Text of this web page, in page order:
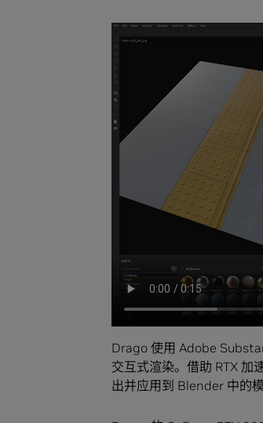
Drago 使用 Adobe
交互式渲染。借助 RTX 加
出并应用到 Blender 中的模